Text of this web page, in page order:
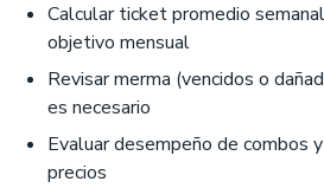
Calcular ticket promedio
objetivo mensual
Revisar merma (vencidos o
es necesario
Evaluar desempeño de combos
precios